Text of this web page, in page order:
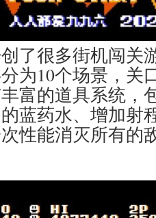
创了很多街机闯关
为10个场景，关
富的道具系统，
蓝药水、增加射
性能消灭所有的